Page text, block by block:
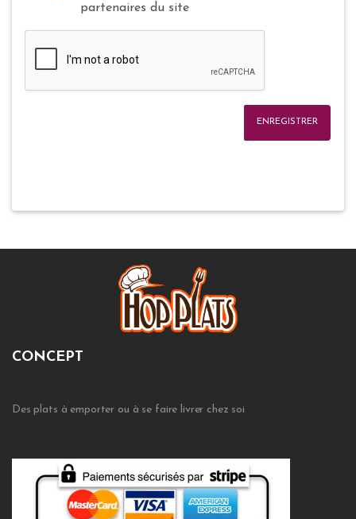
partenaires du site
ENREGISTRER
CONCEPT
Des plats à emporter ou à se faire livrer chez soi